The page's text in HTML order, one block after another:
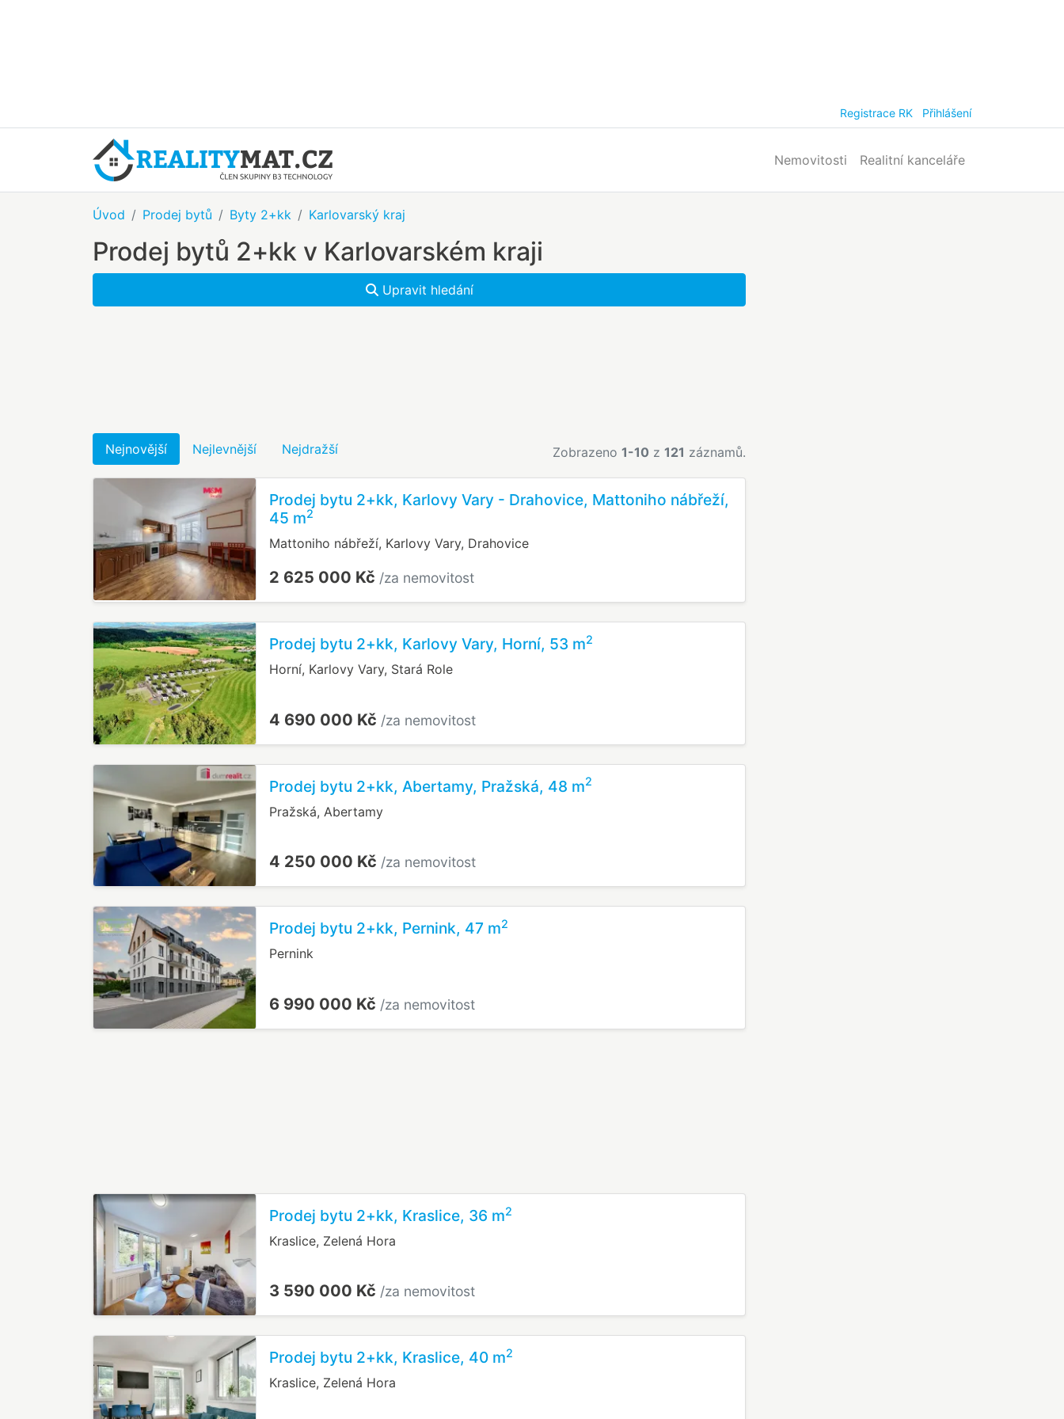
Registrace RK Přihlášení
Nemovitosti Realitní kanceláře
Úvod Prodej bytů Byty 2+kk Karlovarský kraj
Prodej bytů 2+kk v Karlovarském kraji
Upravit hledání
Nejnovější Nejlevnější Nejdražší Zobrazeno 1-10 z 121 záznamů.
Prodej bytu 2+kk, Karlovy Vary - Drahovice, Mattoniho nábřeží,
45 m2
Mattoniho nábřeží, Karlovy Vary, Drahovice
2 625 000 Kč /za nemovitost
Prodej bytu 2+kk, Karlovy Vary, Horní, 53 m2
Horní, Karlovy Vary, Stará Role
4 690 000 Kč /za nemovitost
Prodej bytu 2+kk, Abertamy, Pražská, 48 m2
Pražská, Abertamy
4 250 000 Kč /za nemovitost
Prodej bytu 2+kk, Pernink, 47 m2
Pernink
6 990 000 Kč /za nemovitost
Prodej bytu 2+kk, Kraslice, 36 m2
Kraslice, Zelená Hora
3 590 000 Kč /za nemovitost
Prodej bytu 2+kk, Kraslice, 40 m2
Kraslice, Zelená Hora